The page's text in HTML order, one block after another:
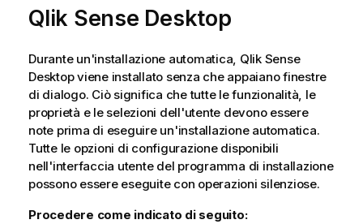
o
m
a
t
i
c
a
Qlik Sense Desktop
Durante un'installazione automatica, Qlik Sense
Desktopviene installato senza che appaiano finestre
di dialogo. Ciò significa che tutte le funzionalità, le
proprietà e le selezioni dell'utente devono essere
note prima di eseguire un'installazione automatica.
Tutte le opzioni di configurazione disponibili
nell'interfaccia utente del programma di installazione
possono essere eseguite con operazioni silenziose.
Procedere come indicato di seguito: